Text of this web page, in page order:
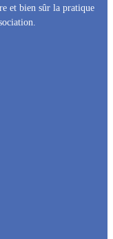
et bien sûr la pratique